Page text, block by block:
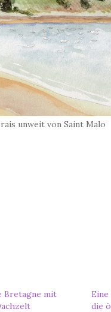
unweit von Saint Malo
Bretagne mit
die